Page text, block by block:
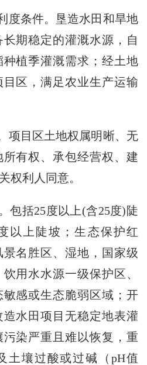
条件。垦造水田和旱地
期稳定的灌溉水源，自
植季灌溉需求；经土地
区，满足农业生产运输
目区土地权属明晰、无
有权、承包经营权、建
权利人同意。
括25度以上(含25度)陡
以上陡坡；生态保护红
名胜区、湿地，国家级
用水水源一级保护区、
感或生态脆弱区域；开
水田项目无稳定地表灌
染严重且难以恢复，重
土壤过酸或过碱（pH值